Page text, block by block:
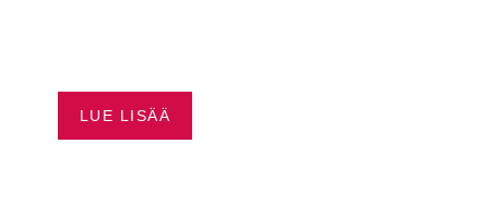
LUE LISÄÄ